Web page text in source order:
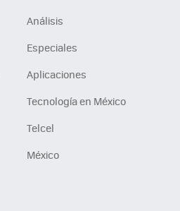
Análisis
Especiales
Aplicaciones
Tecnología en México
Telcel
México